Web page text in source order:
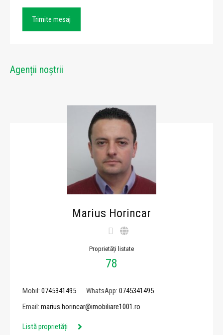
Agenții noștrii
Marius Horincar
Proprietăți listate
78
Mobil: 0745341495 WhatsApp: 0745341495
Email: marius.horincar@imobiliare1001.ro
Listă proprietăți